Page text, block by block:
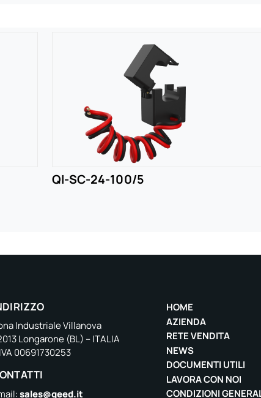
QI-SC-24-100/5
Industriale Villanova
Longarone (BL) – ITALIA
00691730253
sales@qeed.it
HOME
AZIENDA
RETE VENDITA
NEWS
DOCUMENTI UTILI
LAVORA CON NOI
CONDIZIONI